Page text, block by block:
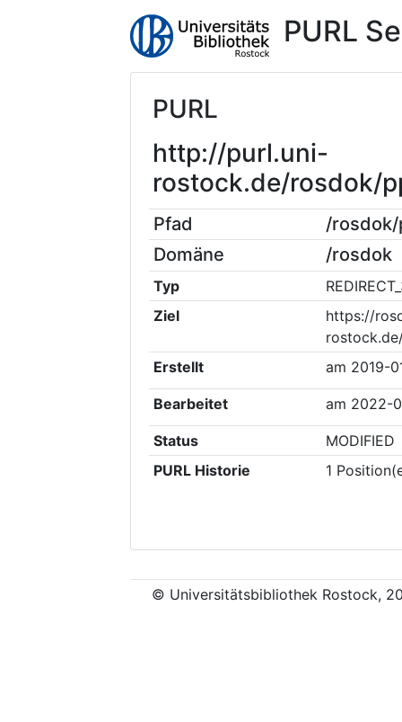
PURL
PURL
http://purl.uni-
rostock.de/rosdok/
Pfad
/
Domäne
/rosdok
Typ
Ziel
https://
Erstellt
am 2019-
Bearbeitet am 2022-
Status
MODIFIED
PURL Historie
1
© Universitätsbibliothek Rostock,